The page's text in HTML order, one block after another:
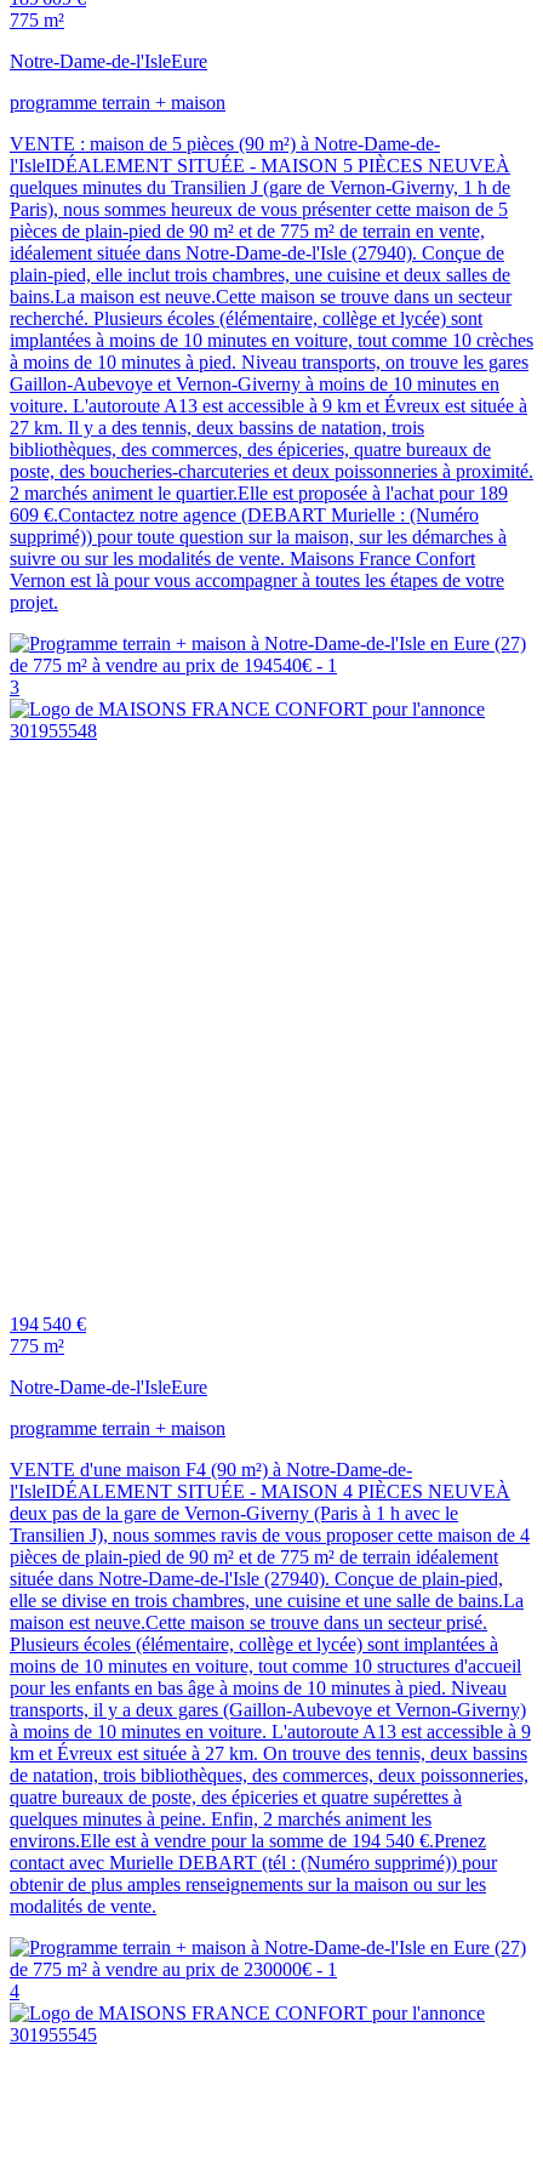
775 m²
Notre-Dame-de-l'IsleEure
programme terrain + maison
VENTE : maison de 5 pièces (90 m²) à Notre-Dame-de-
l'IsleIDÉALEMENT SITUÉE - MAISON 5 PIÈCES NEUVEÀ
quelques minutes du Transilien J (gare de Vernon-Giverny, 1 h de
Paris), nous sommes heureux de vous présenter cette maison de 5
pièces de plain-pied de 90 m² et de 775 m² de terrain en vente,
idéalement située dans Notre-Dame-de-l'Isle (27940). Conçue de
plain-pied, elle inclut trois chambres, une cuisine et deux salles de
bains.La maison est neuve.Cette maison se trouve dans un secteur
recherché. Plusieurs écoles (élémentaire, collège et lycée) sont
implantées à moins de 10 minutes en voiture, tout comme 10 crèches
à moins de 10 minutes à pied. Niveau transports, on trouve les gares
Gaillon-Aubevoye et Vernon-Giverny à moins de 10 minutes en
voiture. L'autoroute A13 est accessible à 9 km et Évreux est située à
27 km. Il y a des tennis, deux bassins de natation, trois
bibliothèques, des commerces, des épiceries, quatre bureaux de
poste, des boucheries-charcuteries et deux poissonneries à proximité.
2 marchés animent le quartier.Elle est proposée à l'achat pour 189
609 €.Contactez notre agence (DEBART Murielle : (Numéro
supprimé)) pour toute question sur la maison, sur les démarches à
suivre ou sur les modalités de vente. Maisons France Confort
Vernon est là pour vous accompagner à toutes les étapes de votre
projet.
3
194 540 €
775 m²
Notre-Dame-de-l'IsleEure
programme terrain + maison
VENTE d'une maison F4 (90 m²) à Notre-Dame-de-
l'IsleIDÉALEMENT SITUÉE - MAISON 4 PIÈCES NEUVEÀ
deux pas de la gare de Vernon-Giverny (Paris à 1 h avec le
Transilien J), nous sommes ravis de vous proposer cette maison de 4
pièces de plain-pied de 90 m² et de 775 m² de terrain idéalement
située dans Notre-Dame-de-l'Isle (27940). Conçue de plain-pied,
elle se divise en trois chambres, une cuisine et une salle de bains.La
maison est neuve.Cette maison se trouve dans un secteur prisé.
Plusieurs écoles (élémentaire, collège et lycée) sont implantées à
moins de 10 minutes en voiture, tout comme 10 structures d'accueil
pour les enfants en bas âge à moins de 10 minutes à pied. Niveau
transports, il y a deux gares (Gaillon-Aubevoye et Vernon-Giverny)
à moins de 10 minutes en voiture. L'autoroute A13 est accessible à 9
km et Évreux est située à 27 km. On trouve des tennis, deux bassins
de natation, trois bibliothèques, des commerces, deux poissonneries,
quatre bureaux de poste, des épiceries et quatre supérettes à
quelques minutes à peine. Enfin, 2 marchés animent les
environs.Elle est à vendre pour la somme de 194 540 €.Prenez
contact avec Murielle DEBART (tél : (Numéro supprimé)) pour
obtenir de plus amples renseignements sur la maison ou sur les
modalités de vente.
4